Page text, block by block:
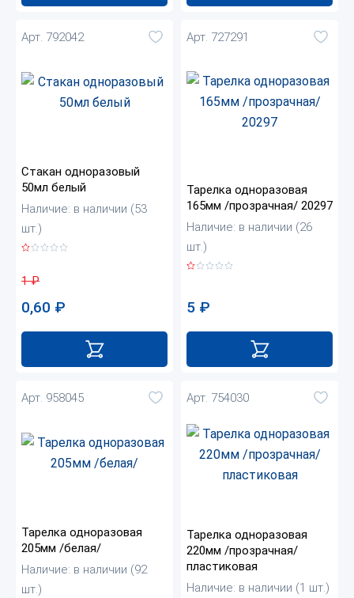
Арт. 792042
Стакан одноразовый
50мл белый
Наличие: в наличии (53
шт.)
1₽
0,60 ₽
Арт. 727291
Тарелка одноразовая
165мм /прозрачная/ 20297
Наличие: в наличии (26
шт.)
5 ₽
Арт. 958045
Тарелка одноразовая
205мм /белая/
Наличие: в наличии (92
шт.)
Арт. 754030
Тарелка одноразовая
220мм /прозрачная/
пластиковая
Наличие: в наличии (1 шт.)